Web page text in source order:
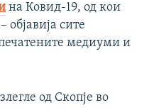
на Ковид-19, од кои
објавија сите
медиуми и
од Скопје во